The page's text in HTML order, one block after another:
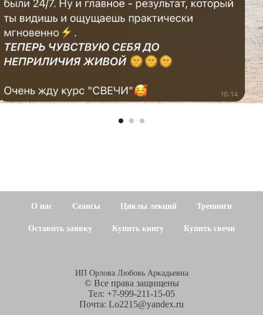
О нас Сеансы Циклы лекций Тренинги
Оставить заявку Купить книгу Купить свечи
ИП Орлова Любовь Аркадьевна
© Все права защищены
Тел: +7-999-211-15-05
Почта: Lo2215@yandex.ru